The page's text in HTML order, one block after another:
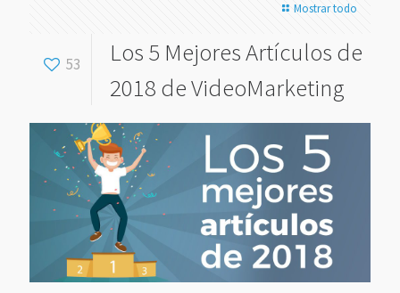
Mostrar todo
53
Los 5 Mejores Artículos de
2018 de VideoMarketing